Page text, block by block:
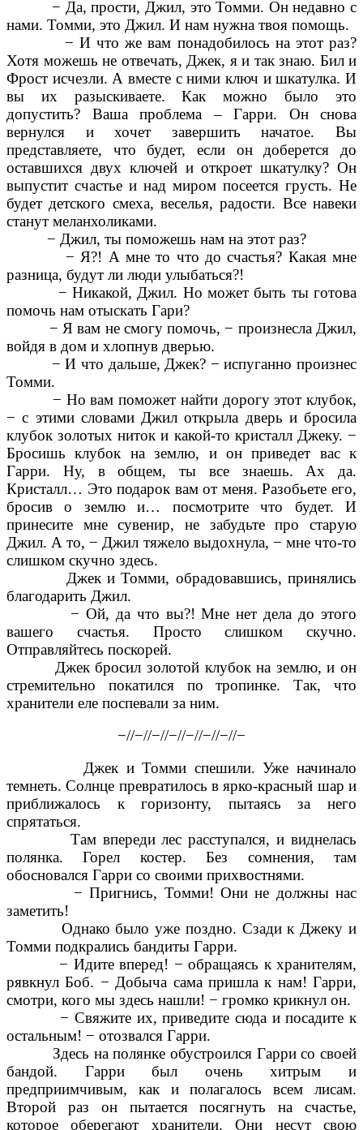
− Да, прости, Джил, это Томми. Он недавно с
нами. Томми, это Джил. И нам нужна твоя помощь.
− И что же вам понадобилось на этот раз?
Хотя можешь не отвечать, Джек, я и так знаю. Бил и
Фрост исчезли. А вместе с ними ключ и шкатулка. И
вы их разыскиваете. Как можно было это
допустить? Ваша проблема – Гарри. Он снова
вернулся и хочет завершить начатое. Вы
представляете, что будет, если он доберется до
оставшихся двух ключей и откроет шкатулку? Он
выпустит счастье и над миром посеется грусть. Не
будет детского смеха, веселья, радости. Все навеки
станут меланхоликами.
− Джил, ты поможешь нам на этот раз?
− Я?! А мне то что до счастья? Какая мне
разница, будут ли люди улыбаться?!
− Никакой, Джил. Но может быть ты готова
помочь нам отыскать Гари?
− Я вам не смогу помочь, − произнесла Джил,
войдя в дом и хлопнув дверью.
− И что дальше, Джек? − испуганно произнес
Томми.
− Но вам поможет найти дорогу этот клубок,
− с этими словами Джил открыла дверь и бросила
клубок золотых ниток и какой-то кристалл Джеку. −
Бросишь клубок на землю, и он приведет вас к
Гарри. Ну, в общем, ты все знаешь. Ах да.
Кристалл… Это подарок вам от меня. Разобьете его,
бросив о землю и… посмотрите что будет. И
принесите мне сувенир, не забудьте про старую
Джил. А то, − Джил тяжело выдохнула, − мне что-то
слишком скучно здесь.
Джек и Томми, обрадовавшись, принялись
благодарить Джил.
− Ой, да что вы?! Мне нет дела до этого
вашего счастья. Просто слишком скучно.
Отправляйтесь поскорей.
Джек бросил золотой клубок на землю, и он
стремительно покатился по тропинке. Так, что
хранители еле поспевали за ним.
−//−//−//−//−//−//−//−
Джек и Томми спешили. Уже начинало
темнеть. Солнце превратилось в ярко-красный шар и
приближалось к горизонту, пытаясь за него
спрятаться.
Там впереди лес расступался, и виднелась
полянка. Горел костер. Без сомнения, там
обосновался Гарри со своими прихвостнями.
− Пригнись, Томми! Они не должны нас
заметить!
Однако было уже поздно. Сзади к Джеку и
Томми подкрались бандиты Гарри.
− Идите вперед! − обращаясь к хранителям,
рявкнул Боб. − Добыча сама пришла к нам! Гарри,
смотри, кого мы здесь нашли! − громко крикнул он.
− Свяжите их, приведите сюда и посадите к
остальным! − отозвался Гарри.
Здесь на полянке обустроился Гарри со своей
бандой. Гарри был очень хитрым и
предприимчивым, как и полагалось всем лисам.
Второй раз он пытается посягнуть на счастье,
которое оберегают хранители. Они несут свою